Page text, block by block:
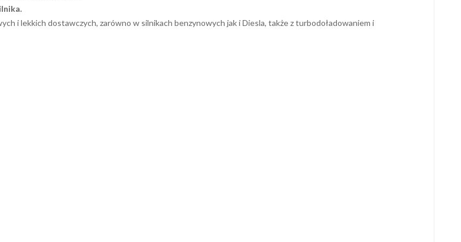
i lekkich dostawczych, zarówno w silnikach benzynowych jak i Diesla, także z turbodoładowaniem i